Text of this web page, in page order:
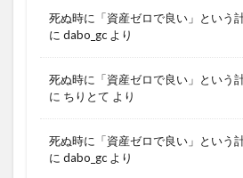
死ぬ時に「資産ゼロで良い」という
に dabo_gc より
死ぬ時に「資産ゼロで良い」という
に ちりとて より
死ぬ時に「資産ゼロで良い」という
に dabo_gc より